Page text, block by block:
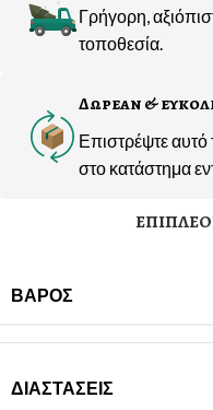
Γρήγορη,
τοποθεσία.
Δωρεαν &
Επιστρέψτε
στο κατάστημα
ΒΆΡΟΣ
ΔΙΑΣΤΆΣΕΙΣ